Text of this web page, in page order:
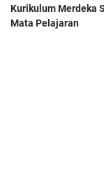
Kurikulum Merdeka
Mata Pelajaran